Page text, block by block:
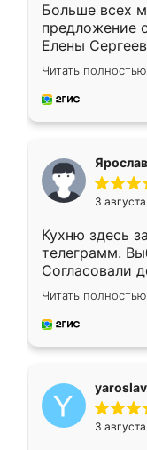
Больше всех
предложение
Елены
короткие
для замера
предложил по
Читать полностью
3
Кухню здесь
телеграмм.
Согласовали
недели кухня
довольны
мебель за
Читать полностью
3